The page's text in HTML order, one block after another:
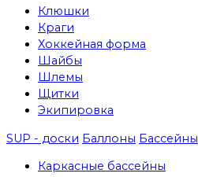
Клюшки
Краги
Хоккейная форма
Шайбы
Шлемы
Щитки
Экипировка
SUP - доски Баллоны Бассейны
Каркасные бассейны